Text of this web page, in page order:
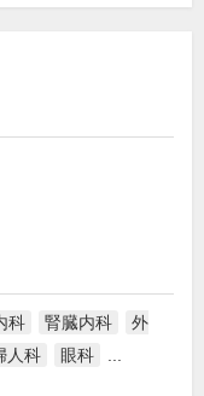
科 腎臓内科
外
人科 眼科